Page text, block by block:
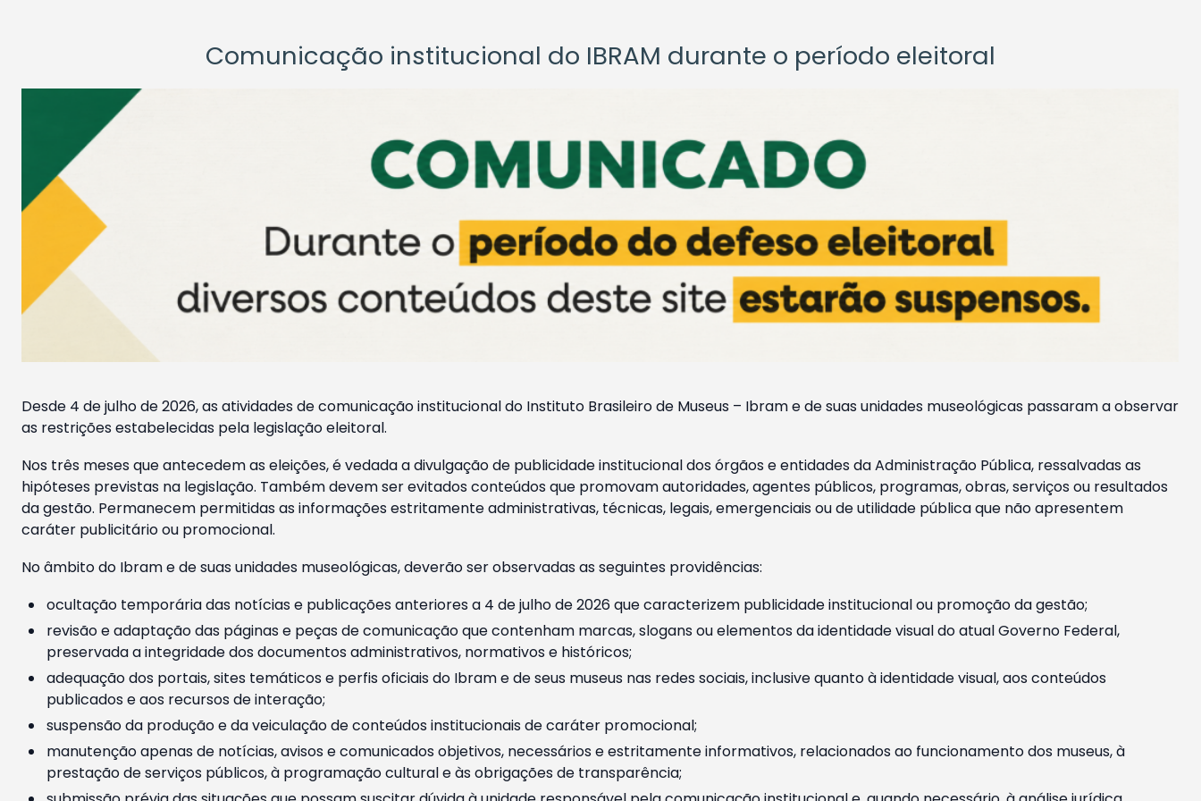
Comunicação institucional do IBRAM durante o período eleitoral
Desde 4 de julho de 2026, as atividades de comunicação institucional do Instituto Brasileiro de Museus – Ibram e de suas unidades museológicas passaram a observar
as restrições estabelecidas pela legislação eleitoral.
Nos três meses que antecedem as eleições, é vedada a divulgação de publicidade institucional dos órgãos e entidades da Administração Pública, ressalvadas as
hipóteses previstas na legislação. Também devem ser evitados conteúdos que promovam autoridades, agentes públicos, programas, obras, serviços ou resultados
da gestão. Permanecem permitidas as informações estritamente administrativas, técnicas, legais, emergenciais ou de utilidade pública que não apresentem
caráter publicitário ou promocional.
No âmbito do Ibram e de suas unidades museológicas, deverão ser observadas as seguintes providências:
ocultação temporária das notícias e publicações anteriores a 4 de julho de 2026 que caracterizem publicidade institucional ou promoção da gestão;
revisão e adaptação das páginas e peças de comunicação que contenham marcas, slogans ou elementos da identidade visual do atual Governo Federal,
preservada a integridade dos documentos administrativos, normativos e históricos;
adequação dos portais, sites temáticos e perfis oficiais do Ibram e de seus museus nas redes sociais, inclusive quanto à identidade visual, aos conteúdos
publicados e aos recursos de interação;
suspensão da produção e da veiculação de conteúdos institucionais de caráter promocional;
manutenção apenas de notícias, avisos e comunicados objetivos, necessários e estritamente informativos, relacionados ao funcionamento dos museus, à
prestação de serviços públicos, à programação cultural e às obrigações de transparência;